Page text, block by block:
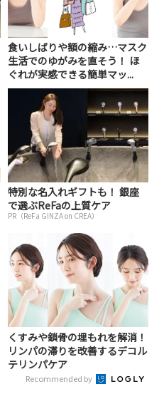
食いしばりや額の縮み…マスク
生活でのゆがみを直そう！ ほ
ぐれが実感できる簡単マッ...
特別な名入れギフトも！ 銀座
で選ぶReFaの上質ケア
PR（ReFa GINZA on CREA）
くすみや鎖骨の埋もれを解消！
リンパの滞りを改善するデコル
テリンパケア
Recommended by